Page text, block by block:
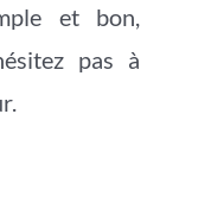
et bon,
pas à